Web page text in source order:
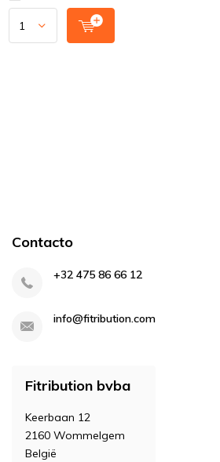
Contacto
+32 475 86 66 12
info@fitribution.com
Fitribution bvba
Keerbaan 12
2160 Wommelgem
België